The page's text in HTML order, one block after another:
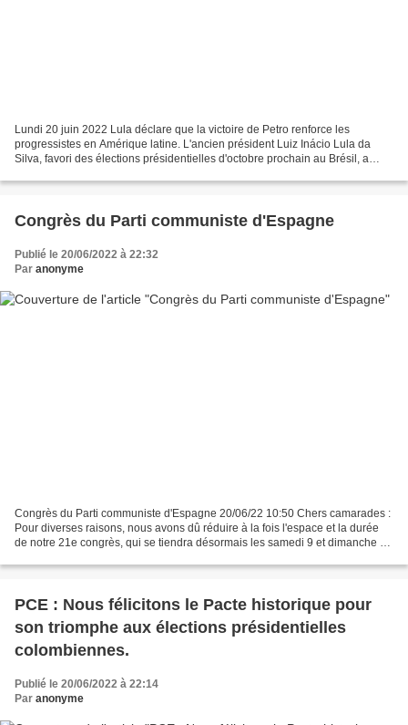
Lundi 20 juin 2022 Lula déclare que la victoire de Petro renforce les
progressistes en Amérique latine. L'ancien président Luiz Inácio Lula da
Silva, favori des élections présidentielles d'octobre prochain au Brésil, a
Congrès du Parti communiste d'Espagne
Publié le 20/06/2022 à 22:32
Par anonyme
Congrès du Parti communiste d'Espagne 20/06/22 10:50 Chers camarades :
Pour diverses raisons, nous avons dû réduire à la fois l'espace et la durée
de notre 21e congrès, qui se tiendra désormais les samedi 9 et dimanche 10
PCE : Nous félicitons le Pacte historique pour
son triomphe aux élections présidentielles
colombiennes.
Publié le 20/06/2022 à 22:14
Par anonyme